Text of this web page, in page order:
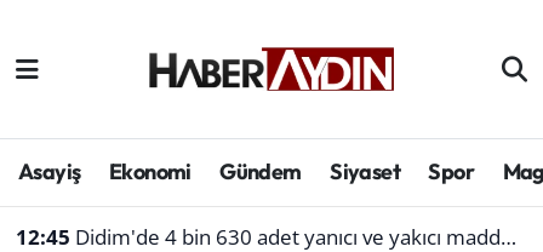
Asayiş Ekonomi Gündem Siyaset Spor
12:45 Didim'de 4 bin 630 adet yanıcı ve yakıcı madde ele geçirildi
Afyonkarahisar
Çevre
Aydın Hava Durumu
Süper Lig Puan Durumu ve Fikstür